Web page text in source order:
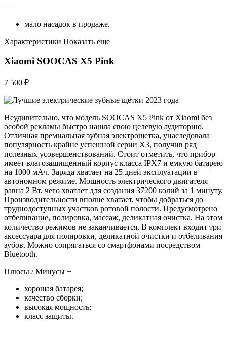
—
мало насадок в продаже.
Характеристики Показать еще
Xiaomi SOOCAS X5 Pink
7 500 ₽
Неудивительно, что модель SOOCAS X5 Pink от Xiaomi без
особой рекламы быстро нашла свою целевую аудиторию.
Отличная премиальная зубная электрощетка, унаследовала
популярность крайне успешной серии X3, получив ряд
полезных усовершенствований. Стоит отметить, что прибор
имеет влагозащищенный корпус класса IPX7 и емкую батарею
на 1000 мАч. Заряда хватает на 25 дней эксплуатации в
автономном режиме. Мощность электрического двигателя
равна 2 Вт, чего хватает для создания 37200 колий за 1 минуту.
Производительности вполне хватает, чтобы добраться до
труднодоступных участков ротовой полости. Предусмотрено
отбеливание, полировка, массаж, деликатная очистка. На этом
количество режимов не заканчивается. В комплект входит три
аксессуара для полировки, деликатной очистки и отбеливания
зубов. Можно сопрягаться со смартфонами посредством
Bluetooth.
Плюсы / Минусы +
хорошая батарея;
качество сборки;
высокая мощность;
класс защиты.
—